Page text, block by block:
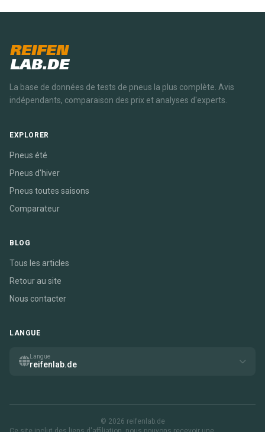
REIFEN
LAB.DE
La base de données de tests de pneus la plus complète. Avis
indépendants, comparaison des prix et analyses d'experts.
EXPLORER
Pneus été
Pneus d'hiver
Pneus toutes saisons
Comparateur
BLOG
Tous les articles
Retour au site
Nous contacter
LANGUE
Langue
reifenlab.de
© 2026 reifenlab.de